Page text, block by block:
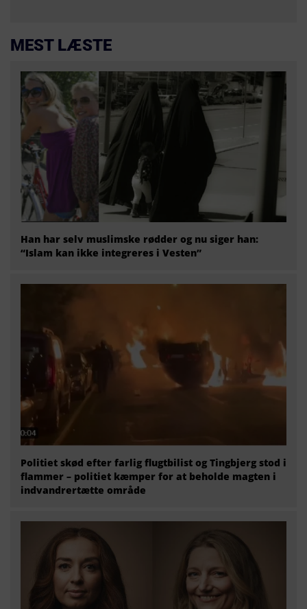
MEST LÆSTE
Han har selv muslimske rødder og nu siger han:
“Islam kan ikke integreres i Vesten”
Politiet skød efter farlig flugtbilist og Tingbjerg stod i
flammer – politiet kæmper for at beholde magten i
indvandrertætte område